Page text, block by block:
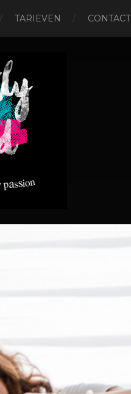
TARIEVEN CONTACT